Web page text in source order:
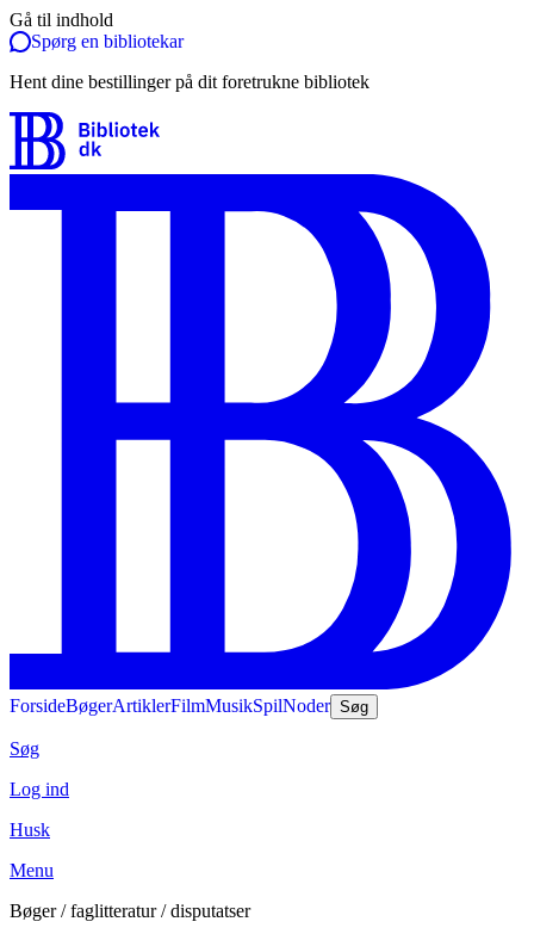
Gå til indhold
Spørg en bibliotekar
Hent dine bestillinger på dit foretrukne bibliotek
ForsideBøgerArtiklerFilmMusikSpilNoder Søg
Søg
Log ind
Husk
Menu
Bøger / faglitteratur / disputatser